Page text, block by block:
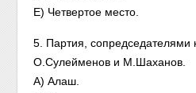
E) Четвертое место.
5. Партия, сопредседателями
О.Сулейменов и М.Шаханов.
A) Алаш.